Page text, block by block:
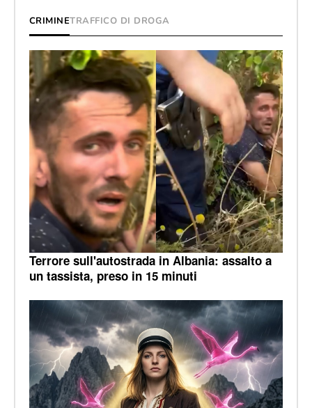
CRIMINETRAFFICO DI DROGA
Terrore sull'autostrada in Albania: assalto a
un tassista, preso in 15 minuti